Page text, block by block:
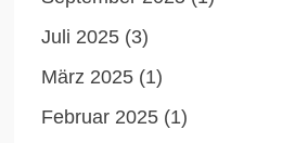
Juli 2025 (3)
März 2025 (1)
Februar 2025 (1)